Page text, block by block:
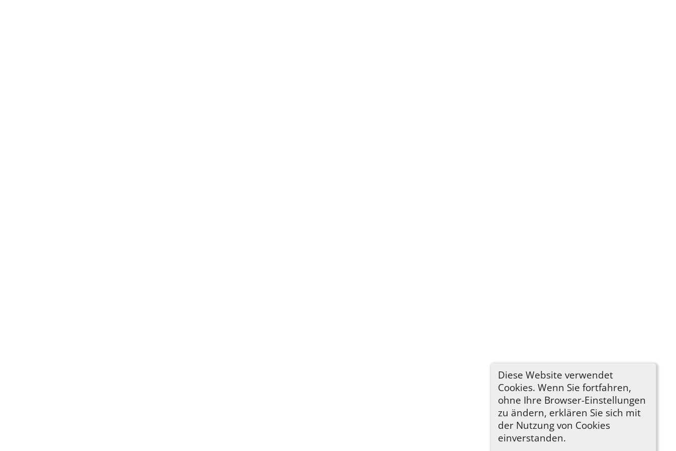
Diese Website verwendet
Cookies. Wenn Sie fortfahren,
ohne Ihre Browser-Einstellungen
zu ändern, erklären Sie sich mit
der Nutzung von Cookies
einverstanden.